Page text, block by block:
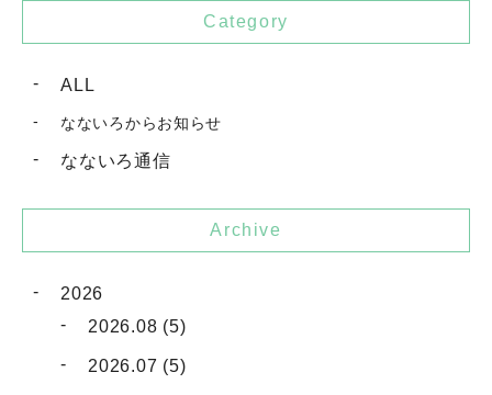
Category
ALL
なないろからお知らせ
なないろ通信
Archive
2026
2026.08 (5)
2026.07 (5)